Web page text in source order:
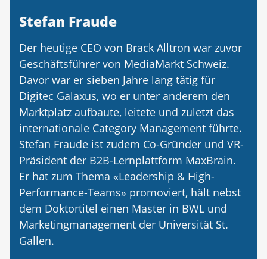
Stefan Fraude
Der heutige CEO von Brack Alltron war zuvor
Geschäftsführer von MediaMarkt Schweiz.
Davor war er sieben Jahre lang tätig für
Digitec Galaxus, wo er unter anderem den
Marktplatz aufbaute, leitete und zuletzt das
internationale Category Management führte.
Stefan Fraude ist zudem Co-Gründer und VR-
Präsident der B2B-Lernplattform MaxBrain.
Er hat zum Thema «Leadership & High-
Performance-Teams» promoviert, hält nebst
dem Doktortitel einen Master in BWL und
Marketingmanagement der Universität St.
Gallen.